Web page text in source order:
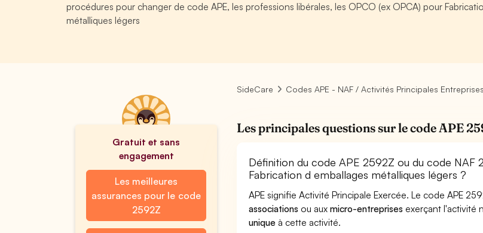
procédures pour changer de code APE, les professions libérales, les OPCO (ex OPCA) pour
métalliques légers
Gratuit et sans
engagement
Les meilleures
assurances pour le code
2592Z
SideCare Codes APE - NAF / Activités Principales Entreprises
Les principales questions sur le code APE
Définition du code APE 2592Z ou du code NAF
Fabrication d emballages métalliques légers ?
APE signifie Activité Principale Exercée. Le code APE
associations ou auxmicro-entreprises exerçant l'activité
unique à cette activité.